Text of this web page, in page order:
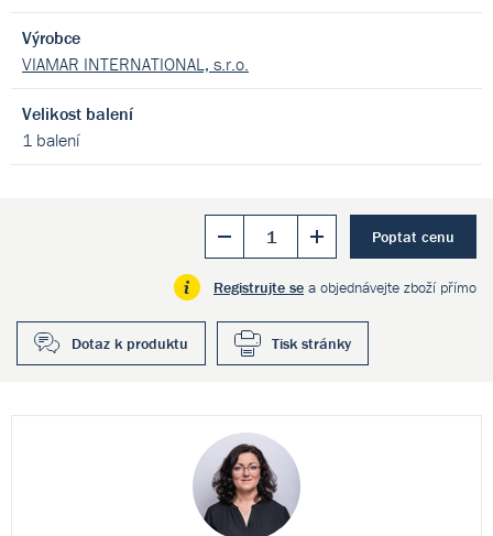
Výrobce
VIAMAR INTERNATIONAL, s.r.o.
Velikost balení
1 balení
Poptat cenu
Registrujte se a objednávejte zboží přímo
Dotaz k produktu Tisk stránky